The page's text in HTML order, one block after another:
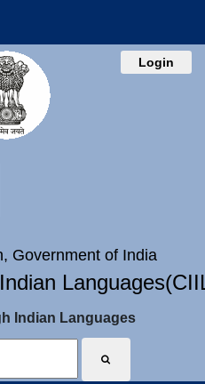
Login
Government of India
Indian Languages